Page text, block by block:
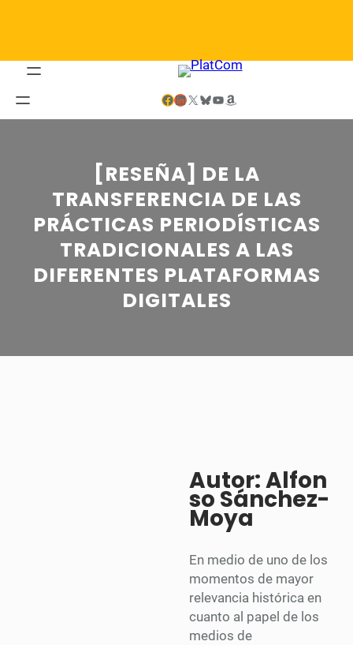
Facebook LinkedIn X Bluesky YouTube Amazon
[RESEÑA] DE LA
TRANSFERENCIA DE LAS
PRÁCTICAS PERIODÍSTICAS
TRADICIONALES A LAS
DIFERENTES PLATAFORMAS
DIGITALES
Autor: Alfon
so Sánchez-
Moya
En medio de uno de los
momentos de mayor
relevancia histórica en
cuanto al papel de los
medios de